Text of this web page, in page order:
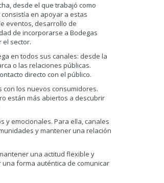
desde el que trabajó como
en apoyar a estas
eventos, desarrollo de
de incorporarse a Bodegas
el sector.
en todos sus canales: desde la
o las relaciones públicas.
directo con el público.
los nuevos consumidores.
están más abiertos a descubrir
y emocionales. Para ella, canales
y mantener una relación
una actitud flexible y
forma auténtica de comunicar